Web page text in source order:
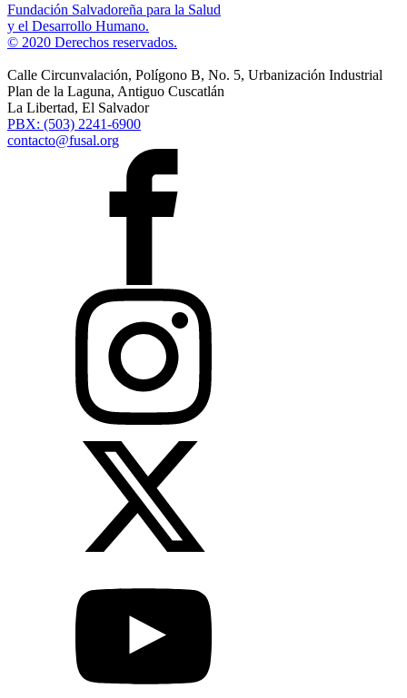
Fundación Salvadoreña para la Salud
y el Desarrollo Humano.
© 2020 Derechos reservados.
Calle Circunvalación, Polígono B, No. 5, Urbanización Industrial
Plan de la Laguna, Antiguo Cuscatlán
La Libertad, El Salvador
PBX: (503) 2241-6900
contacto@fusal.org